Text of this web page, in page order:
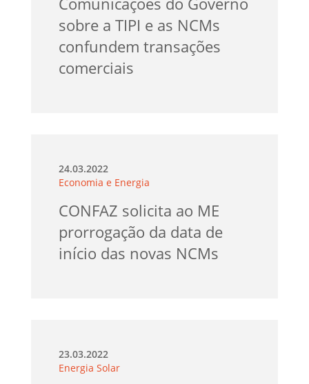
sobre a TIPI e as NCMs
confundem transações
comerciais
24.03.2022
Economia e Energia
CONFAZ solicita ao ME
prorrogação da data de
início das novas NCMs
23.03.2022
Energia Solar